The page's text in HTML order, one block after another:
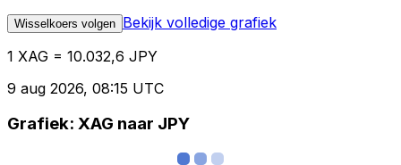
Wisselkoers volgen Bekijk volledige grafiek
1 XAG = 10.032,6 JPY
9 aug 2026, 08:15 UTC
Grafiek: XAG naar JPY